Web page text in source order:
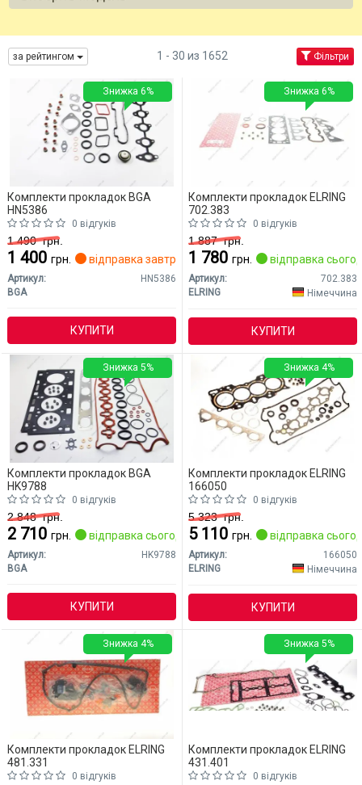
за рейтингом 1 - 30 из 1652 Фільтри
Комплекти прокладок BGA
HN5386
0 відгуків
1 490грн.
1 400 грн. відправка завтра
Артикул:
HN5386
BGA
КУПИТИ
Знижка 6%
Комплекти прокладок ELRING
702.383
0 відгуків
1 887грн.
1 780 грн. відправка
Артикул:
702.383
ELRING
Німеччина
КУПИТИ
Знижка 6%
Комплекти прокладок BGA
HK9788
0 відгуків
2 848грн.
2 710 грн. відправка сьогодні
Артикул:
HK9788
BGA
КУПИТИ
Знижка 5%
Комплекти прокладок ELRING
166050
0 відгуків
5 323грн.
5 110 грн. відправка
Артикул:
166050
ELRING
Німеччина
КУПИТИ
Знижка 4%
Комплекти прокладок ELRING
481.331
0 відгуків
Знижка 4%
Комплекти прокладок ELRING
431.401
0 відгуків
Знижка 5%